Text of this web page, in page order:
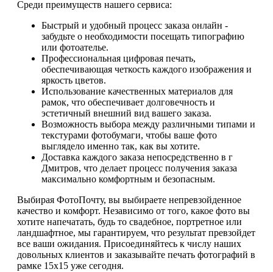
Среди преимуществ нашего сервиса:
Быстрый и удобный процесс заказа онлайн -
забудьте о необходимости посещать типографию
или фотоателье.
Профессиональная цифровая печать,
обеспечивающая четкость каждого изображения и
яркость цветов.
Использование качественных материалов для
рамок, что обеспечивает долговечность и
эстетичный внешний вид вашего заказа.
Возможность выбора между различными типами и
текстурами фотобумаги, чтобы ваше фото
выглядело именно так, как вы хотите.
Доставка каждого заказа непосредственно в г
Дмитров, что делает процесс получения заказа
максимально комфортным и безопасным.
Выбирая ФотоПочту, вы выбираете непревзойденное
качество и комфорт. Независимо от того, какое фото вы
хотите напечатать, будь то свадебное, портретное или
ландшафтное, мы гарантируем, что результат превзойдет
все ваши ожидания. Присоединяйтесь к числу наших
довольных клиентов и заказывайте печать фотографий в
рамке 15х15 уже сегодня.